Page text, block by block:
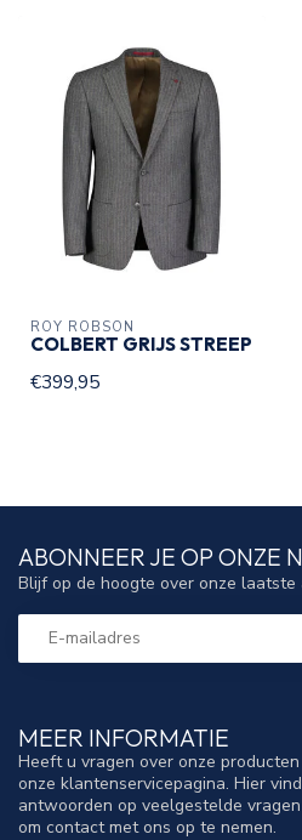
ROY ROBSON
COLBERT GRIJS STREEP
€399,95
MEER INFORMATIE
Heeft u vragen over onze
onze klantenservicepagina. Hier
antwoorden op veelgestelde
om contact met ons op te nemen.
ABONNEER JE OP ONZE
Blijf op de hoogte over onze laatste